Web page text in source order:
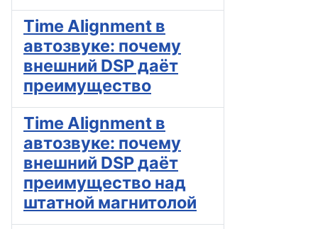
Time Alignment в
автозвуке: почему
внешний DSP даёт
преимущество
Time Alignment в
автозвуке: почему
внешний DSP даёт
преимущество над
штатной магнитолой